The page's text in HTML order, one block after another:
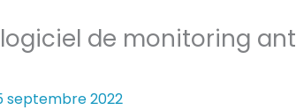
logiciel de monitoring
septembre 2022